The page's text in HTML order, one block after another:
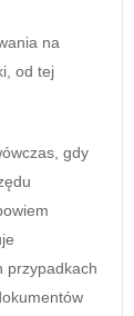
na
od tej
gdy
przypadkach